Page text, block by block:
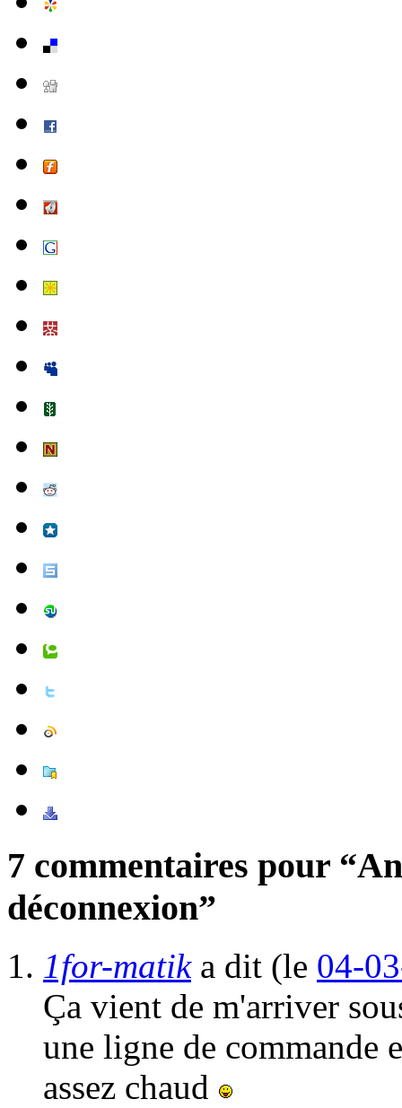
7 commentaires pour
déconnexion”
1for-matika dit (le 04-
Ça vient de m'arriver
une ligne de commande
assez chaud